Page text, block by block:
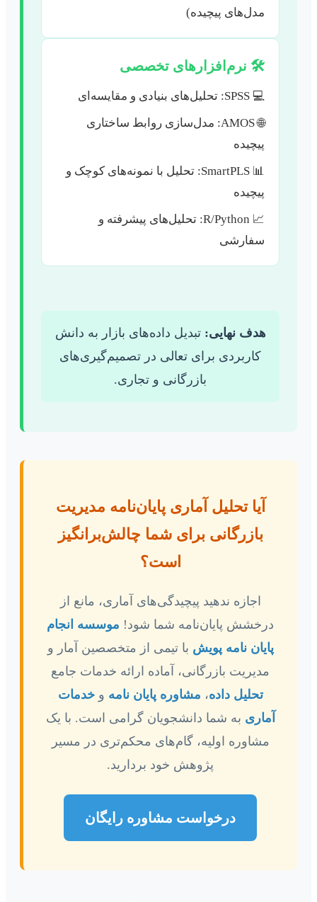
مدل‌های پیچیده)
🛠️ نرم‌افزارهای تخصصی
💻 SPSS: تحلیل‌های بنیادی و مقایسه‌ای
🌐 AMOS: مدل‌سازی روابط ساختاری
پیچیده
📊 SmartPLS: تحلیل با نمونه‌های کوچک و
پیچیده
📈 R/Python: تحلیل‌های پیشرفته و
سفارشی
هدف نهایی: تبدیل داده‌های بازار به دانش
کاربردی برای تعالی در تصمیم‌گیری‌های
بازرگانی و تجاری.
آیا تحلیل آماری پایان‌نامه مدیریت
بازرگانی برای شما چالش‌برانگیز
است؟
اجازه ندهید پیچیدگی‌های آماری، مانع از
درخشش پایان‌نامه شما شود! موسسه انجام
پایان نامه پویش با تیمی از متخصصین آمار و
مدیریت بازرگانی، آماده ارائه خدمات جامع
تحلیل داده، مشاوره پایان نامه وخدمات
آماری به شما دانشجویان گرامی است. با یک
مشاوره اولیه، گام‌های محکم‌تری در مسیر
پژوهش خود بردارید.
درخواست مشاوره رایگان